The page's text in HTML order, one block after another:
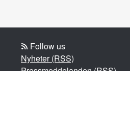
Follow us
Nyheter (RSS)
Pressmeddelanden (RSS)